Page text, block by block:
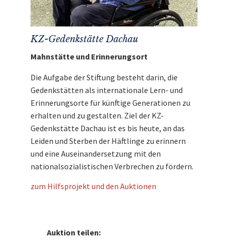
KZ-Gedenkstätte Dachau
Mahnstätte und Erinnerungsort
Die Aufgabe der Stiftung besteht darin, die
Gedenkstätten als internationale Lern- und
Erinnerungsorte für künftige Generationen zu
erhalten und zu gestalten. Ziel der KZ-
Gedenkstätte Dachau ist es bis heute, an das
Leiden und Sterben der Häftlinge zu erinnern
und eine Auseinandersetzung mit den
nationalsozialistischen Verbrechen zu fördern.
zum Hilfsprojekt und den Auktionen
Auktion teilen: